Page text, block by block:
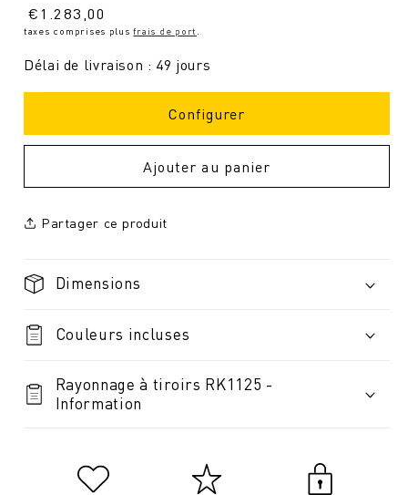
Prix
normal
€1.283,00
taxes comprises plusfrais de port
Délai de livraison : 49 jours
Configurer
Ajouter au panier
Partager ce produit
Dimensions
Couleurs incluses
Rayonnage à tiroirs RK1125 -
Information